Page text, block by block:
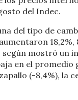
del Indec.
del tipo de
18,2%,
mostró un
en el promedio
(-8,4%), la